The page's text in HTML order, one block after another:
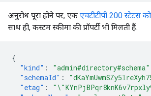
अनुरोध पूरा होने पर, एक एचटीटीपी 200 स्टेटस
साथ ही, कस्टम स्कीमा की प्रॉपर्टी भी मिलती हैं.
{
"kind" : "admin#directory#schema"
"schemaId" :
"etag" :